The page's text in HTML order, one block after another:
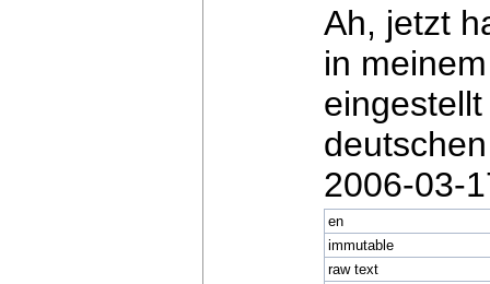
Ah, jetzt
in
2006-03-
en
immutable
raw text